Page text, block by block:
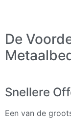
De
Snellere
Een van de